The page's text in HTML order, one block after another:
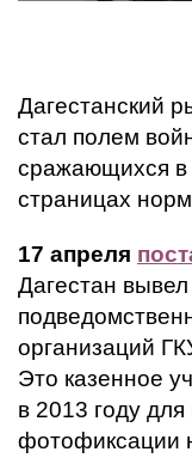
Дагестанский
стал полем
сражающихся в
страницах
17 апреля
Дагестан вывел
организаций
Это казенное
в 2013 году
фотофиксации